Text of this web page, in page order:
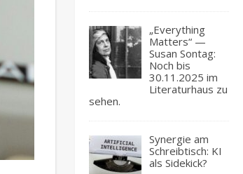
„Everything
Matters“ —
Susan Sontag:
Noch bis
30.11.2025 im
Literaturhaus zu
sehen.
Synergie am
Schreibtisch: KI
als Sidekick?